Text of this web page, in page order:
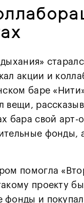
дыхания»
акции и
баре
вещи,
бара свой
помогла
проекту
фонды и